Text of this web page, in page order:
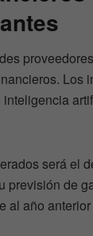
Los
será el
previsión de
al año